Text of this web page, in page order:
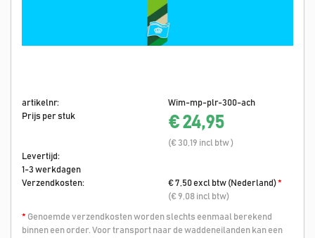
artikelnr:
Wim-mp-plr-300-ach
Prijs per stuk
€ 24,95
(€ 30,19 incl btw )
Levertijd:
1-3 werkdagen
Verzendkosten:
€ 7,50 excl btw (Nederland)*
(€ 9,08 incl btw)
* Genoemde verzendkosten worden slechts eenmaal berekend
binnen een order. Voor transport naar de waddeneilanden kan een